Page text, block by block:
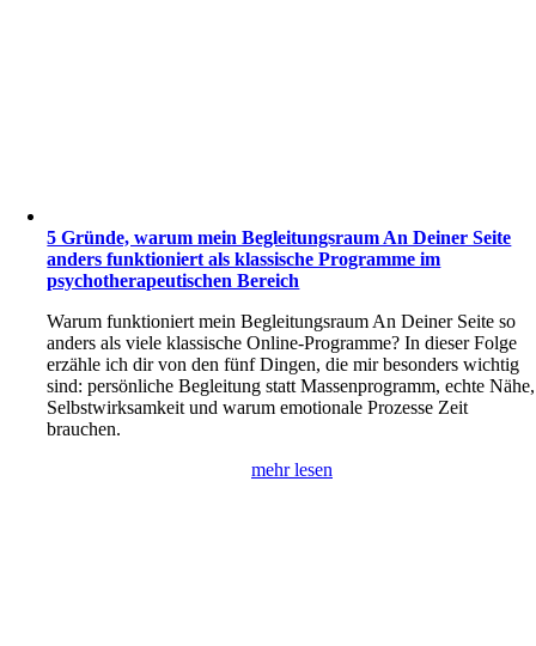
5 Gründe, warum mein Begleitungsraum An Deiner Seite
anders funktioniert als klassische Programme im
psychotherapeutischen Bereich
Warum funktioniert mein Begleitungsraum An Deiner Seite so
anders als viele klassische Online-Programme? In dieser Folge
erzähle ich dir von den fünf Dingen, die mir besonders wichtig
sind: persönliche Begleitung statt Massenprogramm, echte Nähe,
Selbstwirksamkeit und warum emotionale Prozesse Zeit
brauchen.
mehr lesen